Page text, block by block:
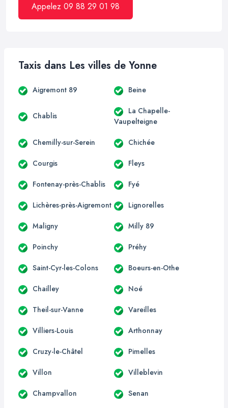
Appelez 09 88 29 01 98
Taxis dans Les villes de Yonne
Aigremont 89 Beine
Chablis
La Chapelle-
Vaupelteigne
Chemilly-sur-Serein Chichée
Courgis Fleys
Fontenay-près-Chablis Fyé
Lichères-près-Aigremont Lignorelles
Maligny Milly 89
Poinchy Préhy
Saint-Cyr-les-Colons Boeurs-en-Othe
Chailley Noé
Theil-sur-Vanne Vareilles
Villiers-Louis Arthonnay
Cruzy-le-Châtel Pimelles
Villon Villeblevin
Champvallon Senan